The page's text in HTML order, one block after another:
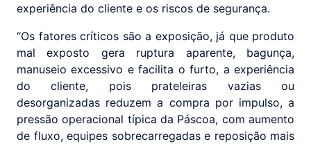
experiência do cliente e os riscos de segurança.
“Os fatores críticos são a exposição, já que produto
mal exposto gera ruptura aparente, bagunça,
manuseio excessivo e facilita o furto, a experiência
do cliente, pois prateleiras vazias ou
desorganizadas reduzem a compra por impulso, a
pressão operacional típica da Páscoa, com aumento
de fluxo, equipes sobrecarregadas e reposição mais